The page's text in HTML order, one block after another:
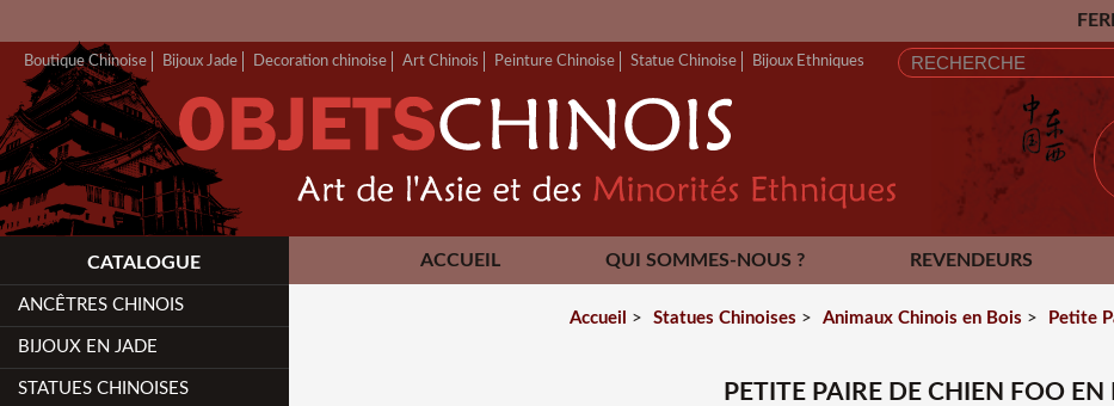
FERMETURE
Boutique Chinoise Bijoux Jade Decoration chinoise Art Chinois Peinture Chinoise Statue Chinoise Bijoux Ethniques
ACCUEIL QUI SOMMES-NOUS ? REVENDEURS
CONTACT
CATALOGUE
ANCÊTRES CHINOIS
BIJOUX EN JADE
STATUES CHINOISES
Accueil > Statues Chinoises > Animaux Chinois en Bois > Petite
PETITE PAIRE DE CHIEN FOO EN